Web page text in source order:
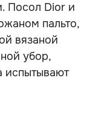
Посол Dior и
пальто,
вязаной
убор,
испытывают